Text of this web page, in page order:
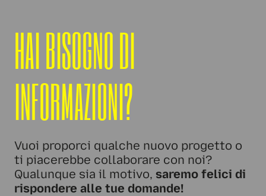
HAI BISOGNO DI
INFORMAZIONI?
Vuoi proporci qualche nuovo progetto o
ti piacerebbe collaborare con noi?
Qualunque sia il motivo, saremo felici di
rispondere alle tue domande!